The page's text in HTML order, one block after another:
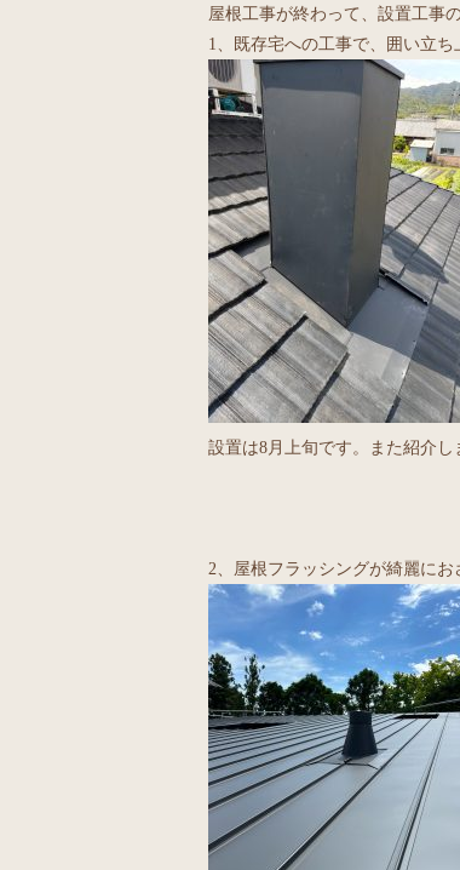
屋根工事が終わって、設置工事
1、既存宅への工事で、囲い立ち
設置は8月上旬です。また紹介し
2、屋根フラッシングが綺麗に